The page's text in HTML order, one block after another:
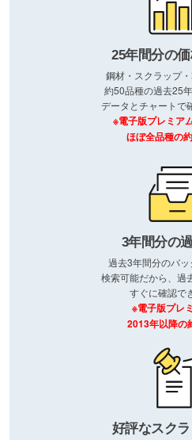
25年間分の
鋼材・スクラップ
約50品種の過去25
データとチャートで
※電子版プレミア
ほぼ全品種の
3年間分の
過去3年間分のバ
検索可能だから、過
すぐに確認で
※電子版プレ
2013年以降の
好評なスク